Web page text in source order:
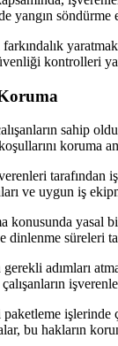
yangın
kontrolleri
sahip
koruma
tarafından
ve uygun iş
konusunda yasal
süreleri
gerekli adımları
işlerinde
bu hakların